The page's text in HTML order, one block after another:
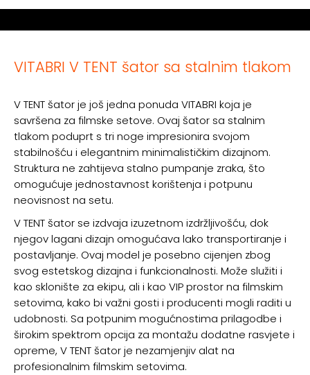
VITABRI V TENT šator sa stalnim tlakom
V TENT šator je još jedna ponuda VITABRI koja je
savršena za filmske setove. Ovaj šator sa stalnim
tlakom poduprt s tri noge impresionira svojom
stabilnošću i elegantnim minimalističkim dizajnom.
Struktura ne zahtijeva stalno pumpanje zraka, što
omogućuje jednostavnost korištenja i potpunu
neovisnost na setu.
V TENT šator se izdvaja izuzetnom izdržljivošću, dok
njegov lagani dizajn omogućava lako transportiranje i
postavljanje. Ovaj model je posebno cijenjen zbog
svog estetskog dizajna i funkcionalnosti. Može služiti i
kao sklonište za ekipu, ali i kao VIP prostor na filmskim
setovima, kako bi važni gosti i producenti mogli raditi u
udobnosti. Sa potpunim mogućnostima prilagodbe i
širokim spektrom opcija za montažu dodatne rasvjete i
opreme, V TENT šator je nezamjenjiv alat na
profesionalnim filmskim setovima.